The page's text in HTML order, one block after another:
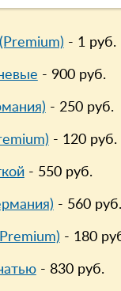
- 1руб.
- 900руб.
- 250руб.
- 120руб.
- 550руб.
- 560руб.
- 180
- 830руб.